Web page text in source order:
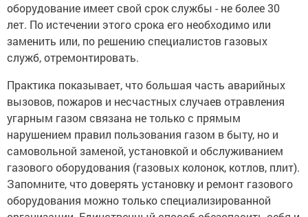
оборудование имеет свой срок службы - не более 30
лет. По истечении этого срока его необходимо или
заменить или, по решению специалистов газовых
служб, отремонтировать.
Практика показывает, что большая часть аварийных
вызовов, пожаров и несчастных случаев отравления
угарным газом связана не только с прямым
нарушением правил пользования газом в быту, но и
самовольной заменой, установкой и обслуживанием
газового оборудования (газовых колонок, котлов, плит).
Запомните, что доверять установку и ремонт газового
оборудования можно только специализированной